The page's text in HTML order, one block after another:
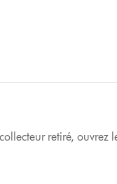
retiré, ouvrez